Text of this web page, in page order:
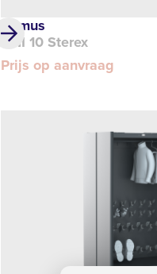
Primus
UNI 10 Sterex
Prijs op aanvraag